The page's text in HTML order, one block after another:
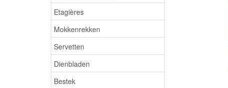
Etagières
Mokkenrekken
Servetten
Dienbladen
Bestek